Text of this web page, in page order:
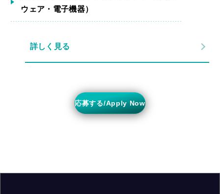
ウェア・電子機器）
詳しく見る
応募する/Apply Now